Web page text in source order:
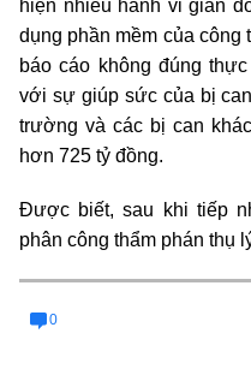
hiện nhiều hành vi gian
dụng phần mềm của công
báo cáo không đúng
với sự giúp sức của bị
trường và các bị can
hơn 725 tỷ đồng.
Được biết, sau khi tiếp
phân công thẩm phán thụ
0